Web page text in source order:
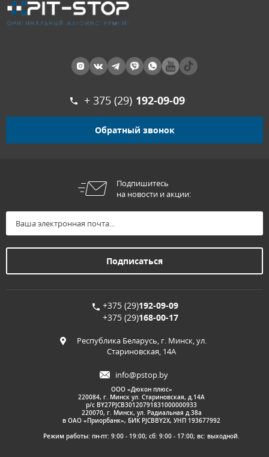
+ 375 (29) 192-09-09
Обратный звонок
Подпишитесь
на новости и акции:
+375 (29)192-09-09
+375 (29)168-00-17
Республика Беларусь, г. Минск, ул.
Стариновская, 14А
info@pstop.by
ООО «Дюкон плюс»
220084, г. Минск ул. Стариновская, д.14А
р/с BY27PJCB30120791831000000933
220070, г. Минск, ул. Радиальная д.38а
в ОАО «Приорбанк», БИК PJCBBY2X, УНП 193677992
Режим работы: пн-пт: 9:00 - 19:00; сб: 9:00 - 17:00; вс: выходной.